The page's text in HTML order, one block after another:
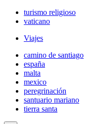
turismo religioso
vaticano
Viajes
camino de santiago
españa
malta
mexico
peregrinación
santuario mariano
tierra santa